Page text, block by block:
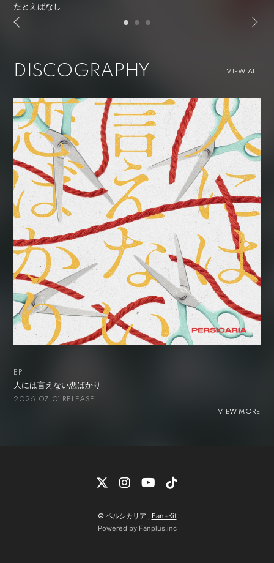
たとえばなし
DISCOGRAPHY VIEW ALL
EP
人には言えない恋ばかり
2026.07.01 RELEASE
VIEW MORE
© ペルシカリア , Fan+Kit
Powered by Fanplus.inc